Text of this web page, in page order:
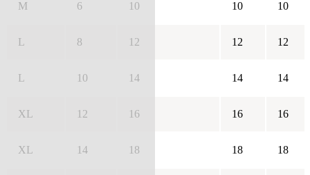
M 6 10 10 10
L 8 12 12 12
L 10 14 14 14
XL 12 16 16 16
XL 14 18 18 18